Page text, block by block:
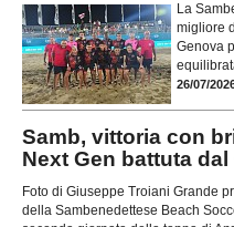
La
migliore
Genova
26/07/
Samb, vittoria con
Next Gen battuta
Foto di Giuseppe Troiani Grande
della Sambenedettese Beach